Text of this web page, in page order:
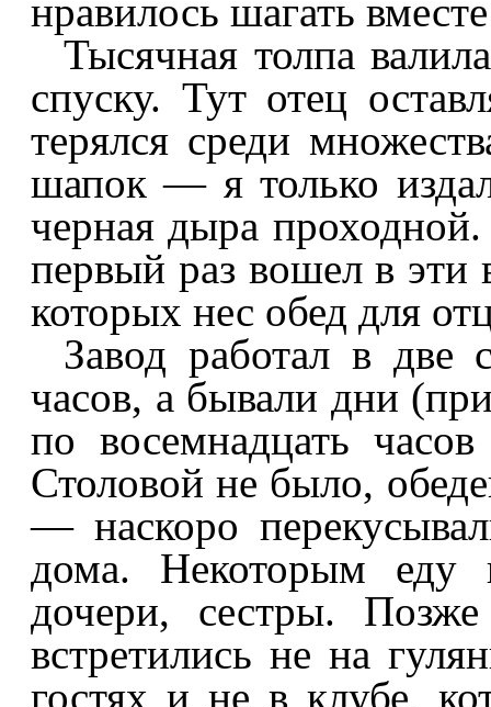
нравилось шагать
Тысячная толпа
спуску. Тут отец
терялся среди
шапок — я только
черная дыра
первый раз вошел в эти
которых нес обед для
Завод работал в две
часов, а бывали дни
по восемнадцать часов
Столовой не было,
— наскоро
дома. Некоторым еду
дочери, сестры.
встретились не на
гостях и не в клубе,